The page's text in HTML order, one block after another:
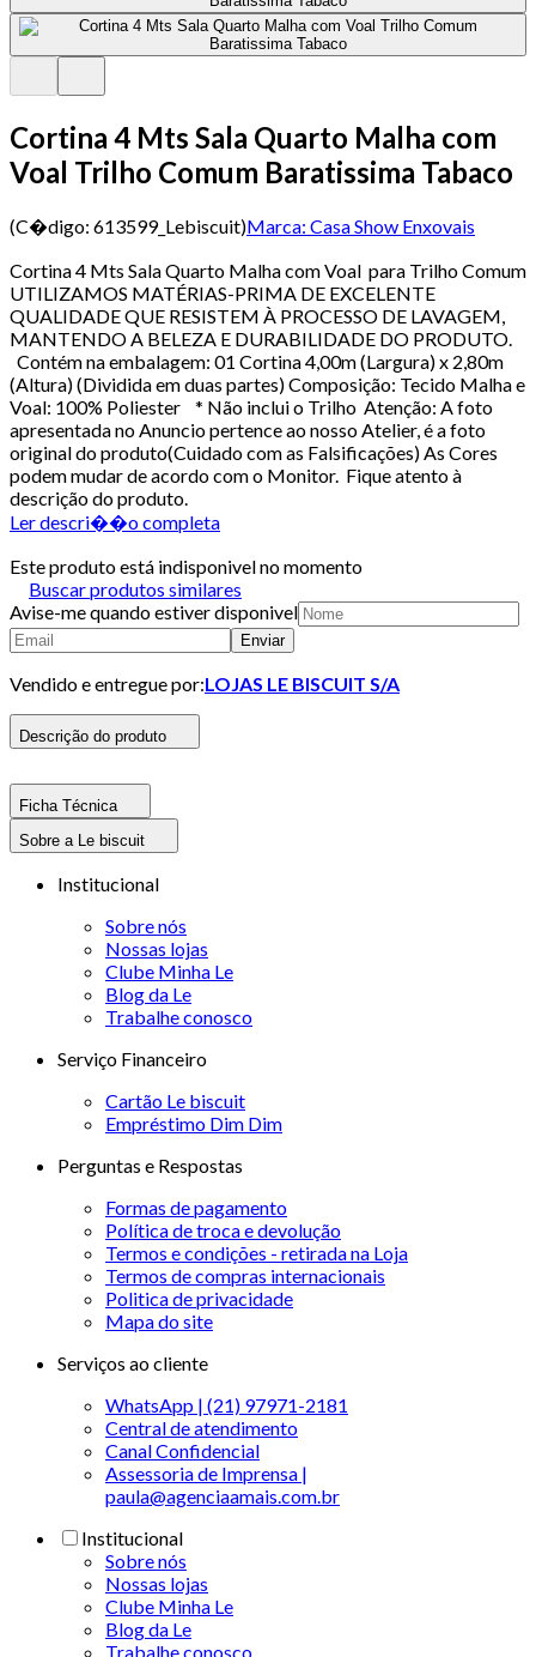
Cortina 4 Mts Sala Quarto Malha com
Voal Trilho Comum Baratissima Tabaco
(C�digo: 613599_Lebiscuit)Marca: Casa Show Enxovais
Cortina 4 Mts Sala Quarto Malha com Voal para Trilho Comum
UTILIZAMOS MATÉRIAS-PRIMA DE EXCELENTE
QUALIDADE QUE RESISTEM À PROCESSO DE LAVAGEM,
MANTENDO A BELEZA E DURABILIDADE DO PRODUTO.
Contém na embalagem: 01 Cortina 4,00m (Largura) x 2,80m
(Altura) (Dividida em duas partes) Composição: Tecido Malha e
Voal: 100% Poliester * Não inclui o Trilho Atenção: A foto
apresentada no Anuncio pertence ao nosso Atelier, é a foto
original do produto(Cuidado com as Falsificações) As Cores
podem mudar de acordo com o Monitor. Fique atento à
descrição do produto.
Ler descri��o completa
Este produto está indisponivel no momento
Buscar produtos similares
Avise-me quando estiver disponivel
Enviar
Vendido e entregue por:LOJAS LE BISCUIT S/A
Descrição do produto
Ficha Técnica
Sobre a Le biscuit
Institucional
Sobre nós
Nossas lojas
Clube Minha Le
Blog da Le
Trabalhe conosco
Serviço Financeiro
Cartão Le biscuit
Empréstimo Dim Dim
Perguntas e Respostas
Formas de pagamento
Política de troca e devolução
Termos e condições - retirada na Loja
Termos de compras internacionais
Politica de privacidade
Mapa do site
Serviços ao cliente
WhatsApp | (21) 97971-2181
Central de atendimento
Canal Confidencial
Assessoria de Imprensa |
paula@agenciaamais.com.br
Institucional
Sobre nós
Nossas lojas
Clube Minha Le
Blog da Le
Trabalhe conosco